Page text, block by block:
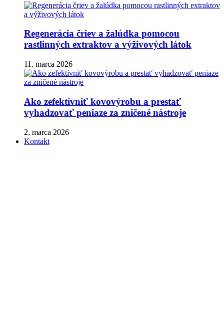
Regenerácia čriev a žalúdka pomocou
rastlinných extraktov a výživových látok
11. marca 2026
Ako zefektívniť kovovýrobu a prestať
vyhadzovať peniaze za zničené nástroje
2. marca 2026
Kontakt